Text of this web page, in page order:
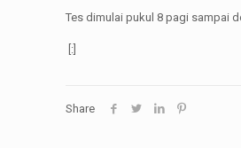
Tes dimulai pukul 8 pagi sampai
[:]
Share